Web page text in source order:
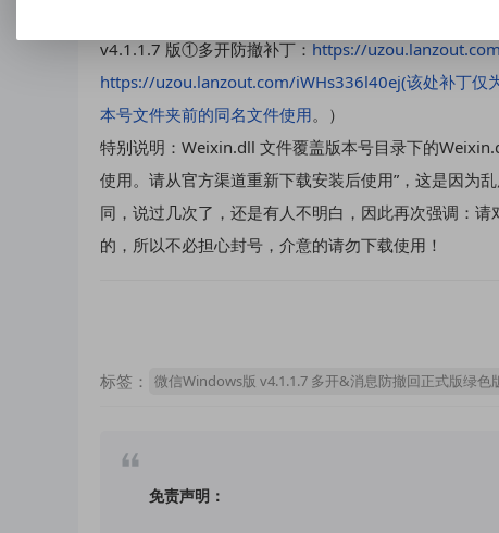
v4.1.1.7 版①多开防撤补丁： https://
https://uzou.lanzout.com/iWHs336l40ej(该处补丁仅
本号文件夹前的同名文件使用。）
特别说明：Weixin.dll 文件覆盖版本号目录下的
使用。请从官方渠道重新下载安装后使用”，这是因为
同，说过几次了，还是有人不明白，因此再次强调：
的，所以不必担心封号，介意的请勿下载使用！
标签： 微信Windows版 v4.1.1.7 多开&消息防撤回正式版绿色
免责声明：